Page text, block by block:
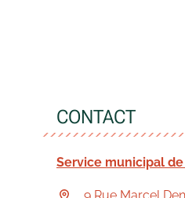
CONTACT
Service municipal